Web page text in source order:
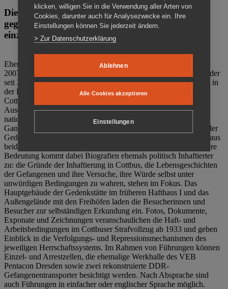
Die Gedenkstätte Zuchthaus Cottbus ist ein Ort
gegen das Vergessen. Anschaulich, nah und
einzigartig.
Ehemalige politische Häftlinge der DDR gründeten im Oktober
2007 den Verein Menschenrechtszentrum Cottbus e. V. (MRZ), der
seit 2011 Eigentümer des ehemaligen Gefängnisses (1860-2002) in
der Bautzener Straße und Träger der Gedenkstätte Zuchthaus
Cottbus ist. Im Zentrum der Arbeit der Gedenkstätte steht die
Auseinandersetzung mit politischem Unrecht während der
nationalsozialistischen Terrorherrschaft und der SED-Diktatur.
Ganzjährig zeigen mehrere Dauer- und Sonderausstellungen in der
Gedenkstätte Zuchthaus Cottbus Beispiele politischen Unrechts aus
beiden deutschen Diktaturen des 20. Jahrhunderts. Eine besondere
Bedeutung kommt dabei Biografien ehemals politisch Inhaftierter
zu: die Gründe der Inhaftierung in Cottbus, die Lebensgeschichten
der Gefangenen und ihre Versuche, ihre Würde selbst unter
unwürdigen Bedingungen zu wahren, stehen im Fokus. Das
Hauptgebäude der Gedenkstätte im früheren Hafthaus I und das
Außengelände mit den Freihöfen laden die Besucherinnen und
Besucher zur selbständigen Erkundung ein. Fotos, Dokumente,
Exponate und Zeichnungen veranschaulichen die Haft- und
Arbeitsbedingungen im Cottbuser Strafvollzug ab 1933 und geben
Einblick in die Verfolgungs- und Repressionsmechanismen des
jeweiligen Herrschaftssystems. Im Rahmen von Führungen können
Einzel- und Arrestzellen, die ehemalige Werkhalle des VEB
Pentacon Dresden sowie zwei rekonstruierte DDR-
Gefangenentransporter besichtigt werden. Nach Absprache sind
auch Führungen in einfacher oder englischer Sprache möglich.
klicken, willigen Sie in die Verwendung aller Arten von
Cookies, darunter auch für Analysezwecke ein. Ihre
Einstellungen können Sie jederzeit ändern.
> Zur Datenschutzerklärung
Ablehnen
Alle Cookies akzeptieren
Einstellungen